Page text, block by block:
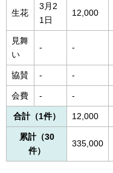
生花
3月2
1日
12,000
見舞
い
- -
協賛 - -
会費 - -
合計（1件） 12,000
累計（30
件）
335,000